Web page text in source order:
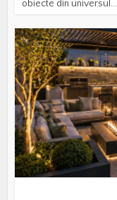
obiecte din universul...